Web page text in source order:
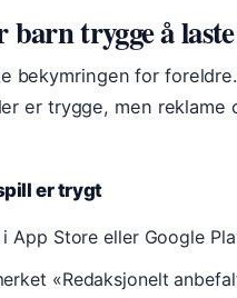
trygge å
bekymringen for
er trygge, men reklame
er trygt
App Store eller Google
«Redaksjonelt